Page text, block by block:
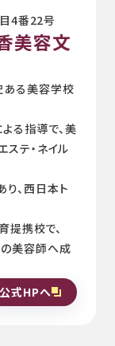
4番22号
美容文
る美容学校
る指導で、美
ステ・ネイル
、西日本ト
提携校で、
美容師へ成
公式HPへ